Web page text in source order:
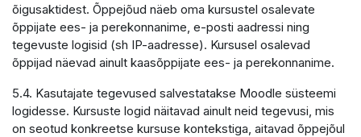
õigusaktidest. Õppejõud näeb oma kursustel osalevate
õppijate ees- ja perekonnanime, e-posti aadressi ning
tegevuste logisid (sh IP-aadresse). Kursusel osalevad
õppijad näevad ainult kaasõppijate ees- ja perekonnanime.
5.4. Kasutajate tegevused salvestatakse Moodle süsteemi
logidesse. Kursuste logid näitavad ainult neid tegevusi, mis
on seotud konkreetse kursuse kontekstiga, aitavad õppejõul